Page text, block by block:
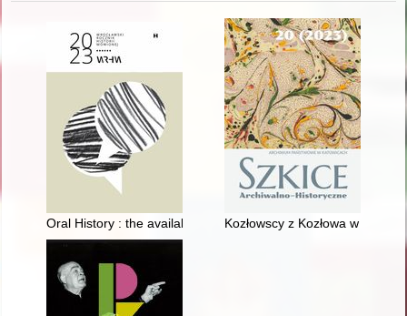
Oral History : the availability of audiovisual materials online
Kozłowscy z Kozłowa w